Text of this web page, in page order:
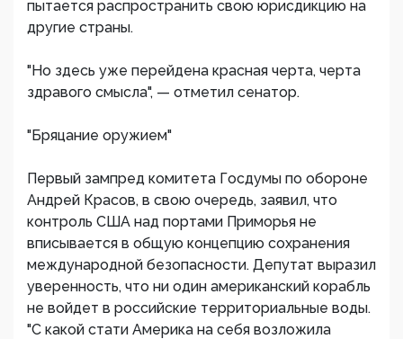
пытается распространить свою юрисдикцию на
другие страны.
"Но здесь уже перейдена красная черта, черта
здравого смысла", — отметил сенатор.
"Бряцание оружием"
Первый зампред комитета Госдумы по обороне
Андрей Красов, в свою очередь, заявил, что
контроль США над портами Приморья не
вписывается в общую концепцию сохранения
международной безопасности. Депутат выразил
уверенность, что ни один американский корабль
не войдет в российские территориальные воды.
"С какой стати Америка на себя возложила